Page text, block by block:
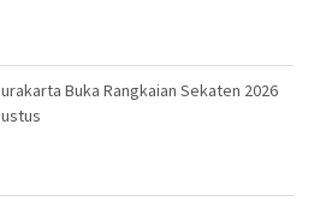
Buka Rangkaian Sekaten 2026